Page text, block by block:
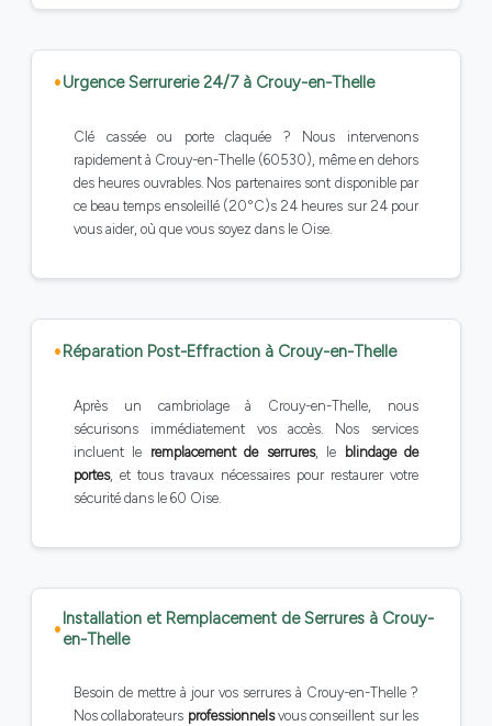
Urgence Serrurerie 24/7 à Crouy-en-Thelle
Clé cassée ou porte claquée ? Nous intervenons
rapidement à Crouy-en-Thelle (60530), même en dehors
des heures ouvrables. Nos partenaires sont disponible par
ce beau temps ensoleillé (20°C)s 24 heures sur 24 pour
vous aider, où que vous soyez dans le Oise.
Réparation Post-Effraction à Crouy-en-Thelle
Après un cambriolage à Crouy-en-Thelle, nous
sécurisons immédiatement vos accès. Nos services
incluent le remplacement de serrures, le
blindage de
portes, et tous travaux nécessaires pour restaurer votre
sécurité dans le 60 Oise.
Installation et Remplacement de Serrures à Crouy-
en-Thelle
Besoin de mettre à jour vos serrures à Crouy-en-Thelle ?
Nos collaborateurs professionnelsvous conseillent sur les